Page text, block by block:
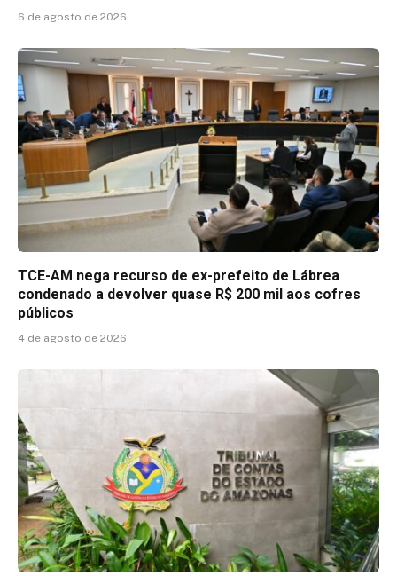
6 de agosto de 2026
TCE-AM nega recurso de ex-prefeito de Lábrea
condenado a devolver quase R$ 200 mil aos cofres
públicos
4 de agosto de 2026